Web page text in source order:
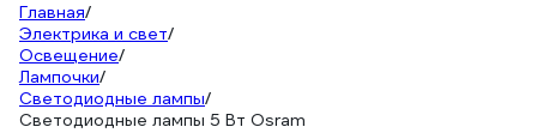
Главная/
Электрика и свет/
Освещение/
Лампочки/
Светодиодные лампы/
Светодиодные лампы 5 Вт Osram